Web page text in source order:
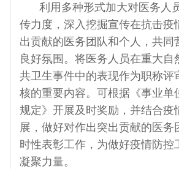
利用多种形式加大对医务人
传力度，深入挖掘宣传在抗击疫
出贡献的医务团队和个人，共同
良好氛围。将医务人员在重大自
共卫生事件中的表现作为职称评
核的重要内容。可根据《事业单
规定》开展及时奖励，并结合疫
展，做好对作出突出贡献的医务
时性表彰工作，为做好疫情防控
凝聚力量。